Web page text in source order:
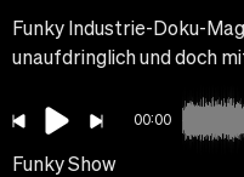
Funky Industrie-Doku-
unaufdringlich und doch
00:00
Funky Show